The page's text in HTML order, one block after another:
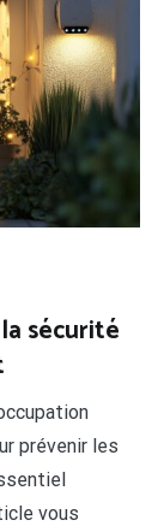
sécurité
prévenir les
vous